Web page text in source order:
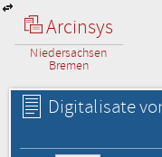
Arcinsys
Niedersachsen
Bremen
Digitalisate